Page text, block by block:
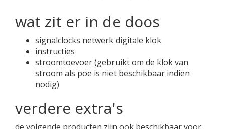
wat zit er in de doos
signalclocks netwerk digitale klok
instructies
stroomtoevoer (gebruikt om de klok van
stroom als poe is niet beschikbaar indien
nodig)
verdere extra's